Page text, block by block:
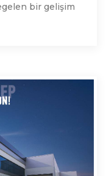
bir gelişim